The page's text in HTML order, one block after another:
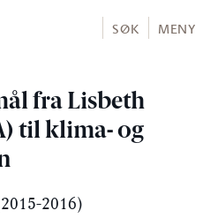
SØK MENY
fra Lisbeth
til klima- og
2016)